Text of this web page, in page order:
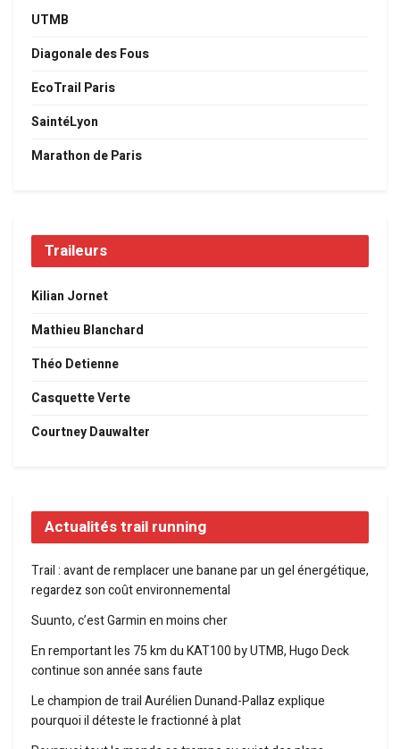
UTMB
Diagonale des Fous
EcoTrail Paris
SaintéLyon
Marathon de Paris
Traileurs
Kilian Jornet
Mathieu Blanchard
Théo Detienne
Casquette Verte
Courtney Dauwalter
Actualités trail running
Trail : avant de remplacer une banane par un gel énergétique,
regardez son coût environnemental
Suunto, c’est Garmin en moins cher
En remportant les 75 km du KAT100 by UTMB, Hugo Deck
continue son année sans faute
Le champion de trail Aurélien Dunand-Pallaz explique
pourquoi il déteste le fractionné à plat